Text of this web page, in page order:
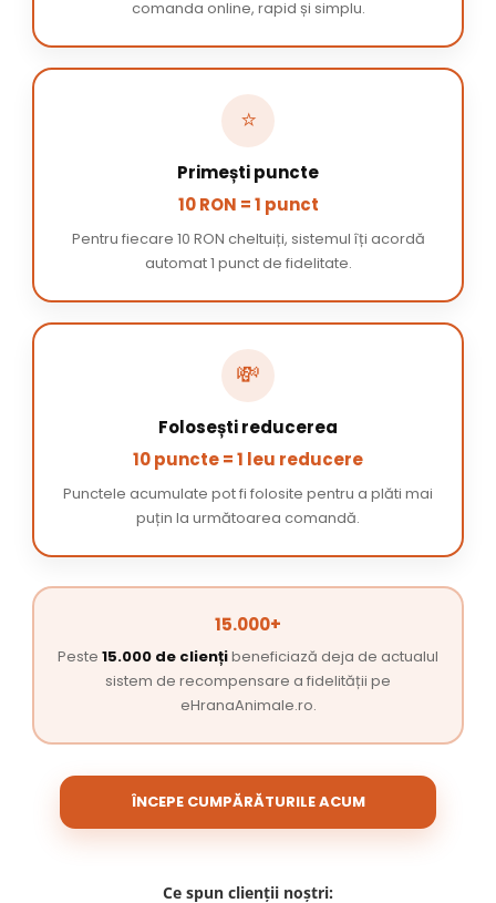
comanda online, rapid și simplu.
⭐
Primești puncte
10 RON = 1 punct
Pentru fiecare 10 RON cheltuiți, sistemul îți acordă
automat 1 punct de fidelitate.
💸
Folosești reducerea
10 puncte = 1 leu reducere
Punctele acumulate pot fi folosite pentru a plăti mai
puțin la următoarea comandă.
15.000+
Peste 15.000 de cliențibeneficiază deja de actualul
sistem de recompensare a fidelității pe
eHranaAnimale.ro.
ÎNCEPE CUMPĂRĂTURILE ACUM
Ce spun clienții noștri: